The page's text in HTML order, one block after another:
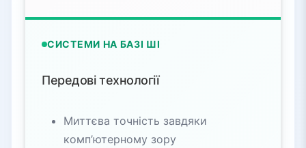
СИСТЕМИ НА БАЗІ ШІ
Передові технології
Миттєва точність завдяки
комп’ютерному зору